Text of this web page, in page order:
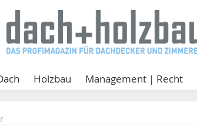
Holzbau Management | Recht